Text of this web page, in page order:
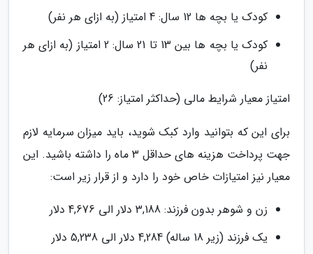
کودک یا بچه ها 12 سال: 4 امتیاز (به ازای هر نفر)
کودک یا بچه ها بین 13 تا 21 سال: 2 امتیاز (به ازای هر
نفر)
امتیاز معیار شرایط مالی (حداکثر امتیاز: 26)
برای این که بتوانید وارد کبک شوید، باید میزان سرمایه لازم
جهت پرداخت هزینه های حداقل 3 ماه را داشته باشید. این
معیار نیز امتیازات خاص خود را دارد و از قرار زیر است:
زن و شوهر بدون فرزند: 3,188 دلار الی 4,676 دلار
یک فرزند (زیر 18 ساله) 4,284 دلار الی 5,238 دلار